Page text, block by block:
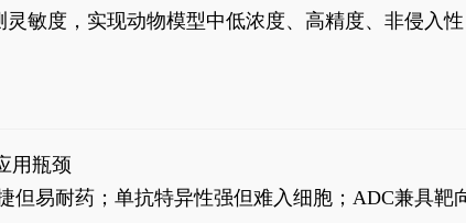
物发光动态追踪。
敏度，实现动物模型中低浓度、高精度、非侵入性
用瓶颈
但易耐药；单抗特异性强但难入细胞；ADC兼具靶